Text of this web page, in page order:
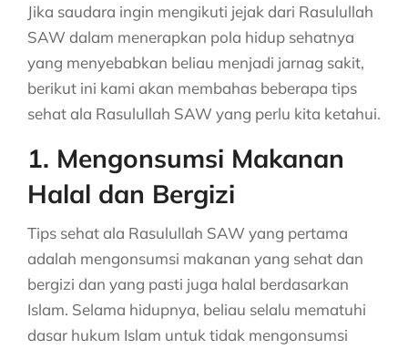
Jika saudara ingin mengikuti jejak dari Rasulullah
SAW dalam menerapkan pola hidup sehatnya
yang menyebabkan beliau menjadi jarnag sakit,
berikut ini kami akan membahas beberapa tips
sehat ala Rasulullah SAW yang perlu kita ketahui.
1. Mengonsumsi Makanan
Halal dan Bergizi
Tips sehat ala Rasulullah SAW yang pertama
adalah mengonsumsi makanan yang sehat dan
bergizi dan yang pasti juga halal berdasarkan
Islam. Selama hidupnya, beliau selalu mematuhi
dasar hukum Islam untuk tidak mengonsumsi